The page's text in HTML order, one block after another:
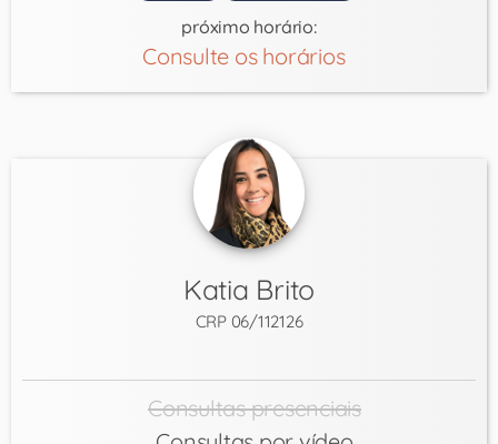
próximo horário:
Consulte os horários
Katia Brito
CRP 06/112126
Consultas presenciais